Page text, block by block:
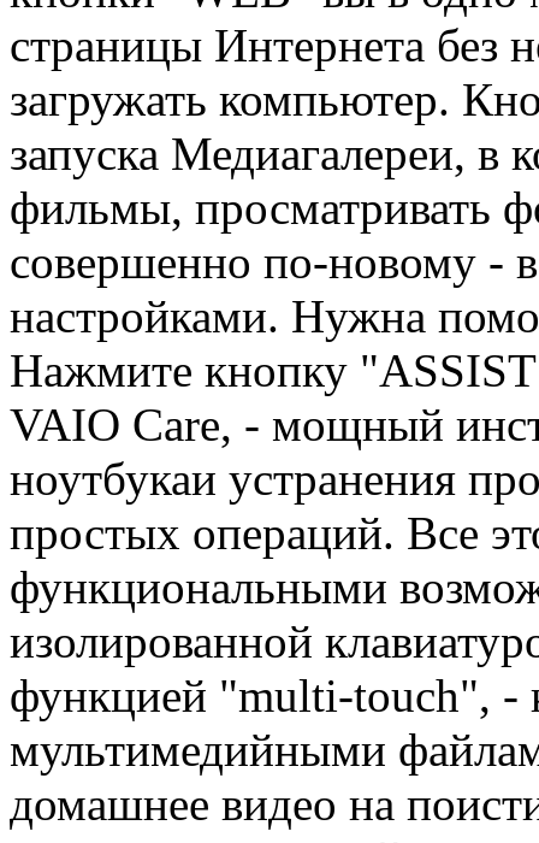
страницы Интернета без
загружать компьютер.
запуска Медиагалереи, в
фильмы, просматривать
совершенно по-новому -
настройками. Нужна
Нажмите кнопку
VAIO Care, - мощный
ноутбукаи устранения
простых операций. Все
функциональными
изолированной
функцией "multi-touch", -
мультимедийными
домашнее видео на